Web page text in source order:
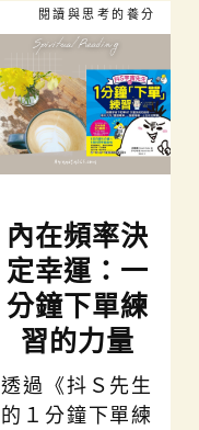
閱讀與思考的養分
內在頻率決
定幸運：一
分鐘下單練
習的力量
透過《抖Ｓ先生
的１分鐘下單練